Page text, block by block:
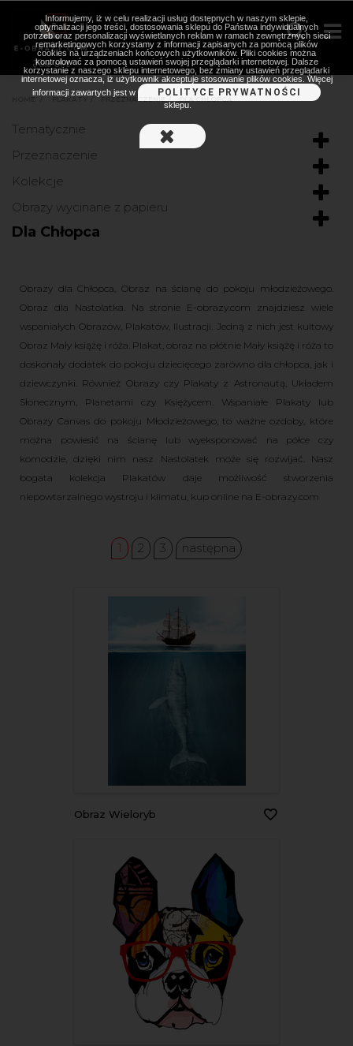
PLAKATY > PRZEZNACZENIE
Tematycznie
Przeznaczenie
Kolekcje
Obrazy wycinane z papieru
Dla Chłopca
Obrazy dla Chłopca, Obraz na ścianę do pokoju młodzieżowego.
Obraz dla Nastolatka. Na stronie E-obrazy.com znajdziesz wiele
wspaniałych Obrazów, Plakatów, Ilustracji. Jedną z nich jest kultowy
Obraz Mały książę i róża. Plakat, obraz na płótnie Mały książę i róża to
doskonały dodatek do pokoju dziecięcego zarówno dla chłopca, jak i
dziewczynki. Również Obrazy czy Plakaty z Astronautą, Układem
Słonecznym, Planetami czy Księżycem. Wspaniałe Plakaty lub
Obrazy Canvas do pokoju Młodzieżowego, to ważne ozdoby, które
można powiesić na ścianę lub wyeksponować na półce czy
komodzie, dzięki nim nasz Nastolatek może się rozwijać. Nasz
bogata kolekcja Plakatów daje możliwość stworzenia
niepowtarzalnego wystroju i klimatu, kup online na E-obrazy.com
1 2 3 następna
Obraz Wieloryb
Informujemy, iż w celu realizacji usług dostępnych w naszym sklepie,
optymalizacji jego treści, dostosowania sklepu do Państwa indywidualnych
potrzeb oraz personalizacji wyświetlanych reklam w ramach zewnętrznych sieci
remarketingowych korzystamy z informacji zapisanych za pomocą plików
cookies na urządzeniach końcowych użytkowników. Pliki cookies można
kontrolować za pomocą ustawień swojej przeglądarki internetowej. Dalsze
korzystanie z naszego sklepu internetowego, bez zmiany ustawień przeglądarki
internetowej oznacza, iż użytkownik akceptuje stosowanie plików cookies. Więcej
informacji zawartych jest w
POLITYCE PRYWATNOŚCI
sklepu.